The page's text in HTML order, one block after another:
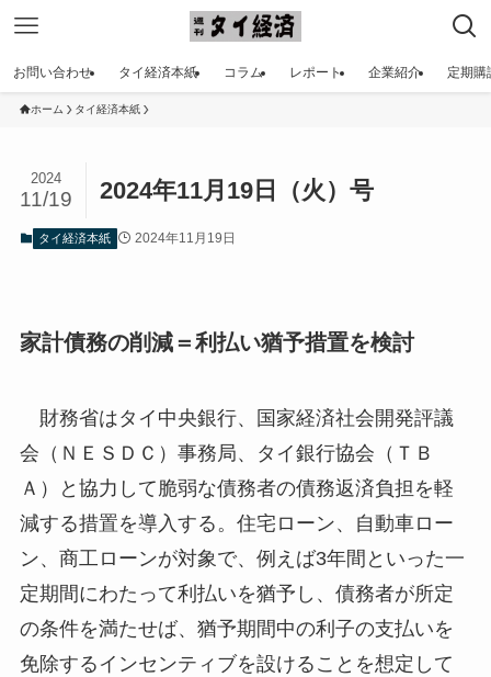
お問い合わせ タイ経済本紙 コラム レポート 企業紹介 定期購
ホーム タイ経済本紙
2024年11月19日（火）号
2024
11/19
タイ経済本紙 2024年11月19日
家計債務の削減＝利払い猶予措置を検討
財務省はタイ中央銀行、国家経済社会開発評議
会（ＮＥＳＤＣ）事務局、タイ銀行協会（ＴＢ
Ａ）と協力して脆弱な債務者の債務返済負担を軽
減する措置を導入する。住宅ローン、自動車ロー
ン、商工ローンが対象で、例えば3年間といった一
定期間にわたって利払いを猶予し、債務者が所定
の条件を満たせば、猶予期間中の利子の支払いを
免除するインセンティブを設けることを想定して